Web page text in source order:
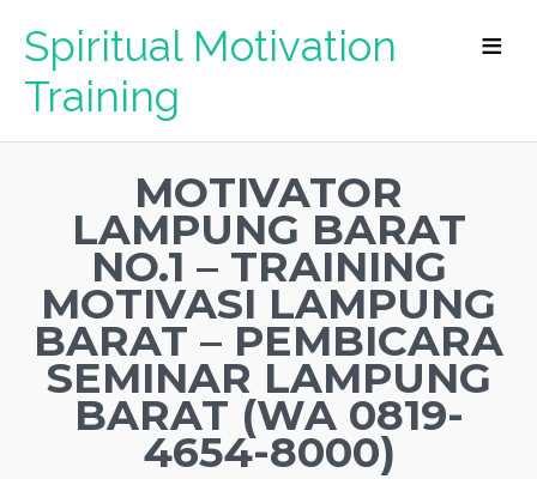
Spiritual Motivation
Training
MOTIVATOR
LAMPUNG BARAT
NO.1 – TRAINING
MOTIVASI LAMPUNG
BARAT – PEMBICARA
SEMINAR LAMPUNG
BARAT (WA 0819-
4654-8000)